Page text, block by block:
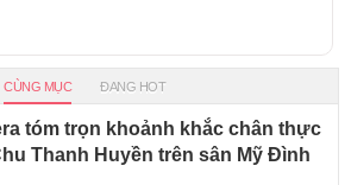
CÙNG MỤC ĐANG HOT
tóm trọn khoảnh khắc chân thực
Thanh Huyền trên sân Mỹ Đình